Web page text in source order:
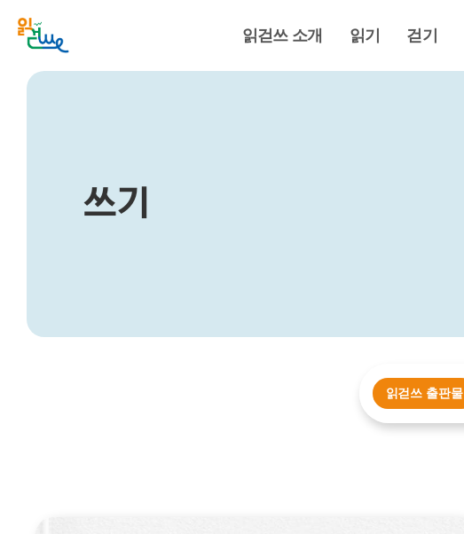
읽걷쓰 소개 읽기 걷기
쓰기
읽걷쓰 출판물